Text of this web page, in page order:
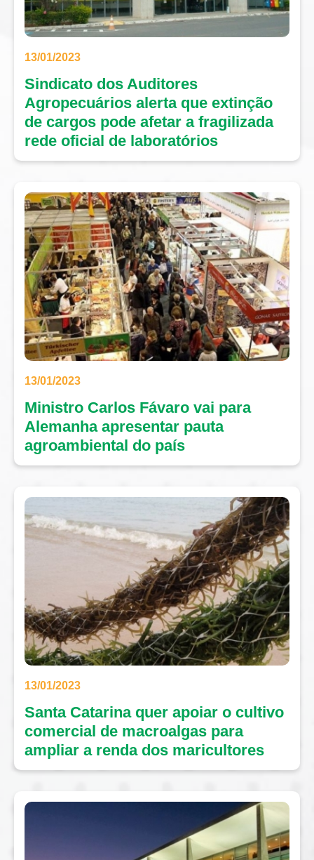
13/01/2023
Sindicato dos Auditores
Agropecuários alerta que extinção
de cargos pode afetar a fragilizada
rede oficial de laboratórios
13/01/2023
Ministro Carlos Fávaro vai para
Alemanha apresentar pauta
agroambiental do país
13/01/2023
Santa Catarina quer apoiar o cultivo
comercial de macroalgas para
ampliar a renda dos maricultores